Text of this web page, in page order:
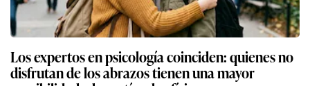
Los expertos en psicología coinciden: quienes no
disfrutan de los abrazos tienen una mayor